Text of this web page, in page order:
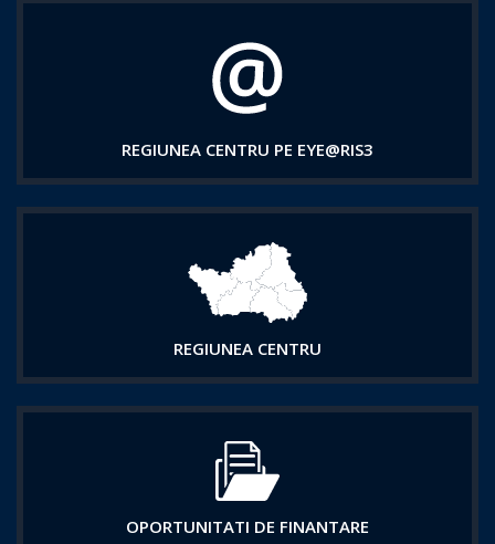
REGIUNEA CENTRU PE EYE@RIS3
REGIUNEA CENTRU
OPORTUNITATI DE FINANTARE